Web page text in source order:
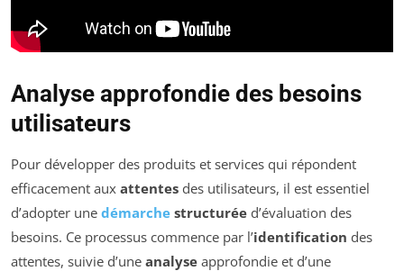
Analyse approfondie des besoins
utilisateurs
Pour développer des produits et services qui répondent
efficacement aux attentes des utilisateurs, il est essentiel
d’adopter une démarche structurée d’évaluation des
besoins. Ce processus commence par l’identification des
attentes, suivie d’une analyse approfondie et d’une